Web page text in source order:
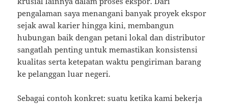
pengalaman saya menangani banyak proyek ekspor
sejak awal karier hingga kini, membangun
hubungan baik dengan petani lokal dan distributor
sangatlah penting untuk memastikan konsistensi
kualitas serta ketepatan waktu pengiriman barang
ke pelanggan luar negeri.
Sebagai contoh konkret: suatu ketika kami bekerja